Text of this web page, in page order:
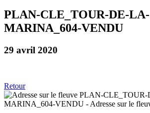
PLAN-CLE_TOUR-DE-LA-
MARINA_604-VENDU
29 avril 2020
Retour